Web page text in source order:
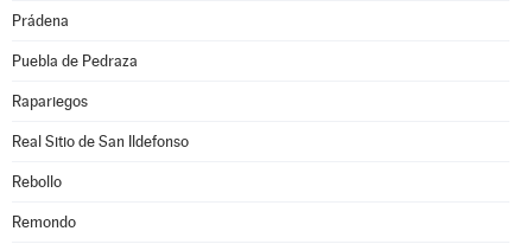
Prádena
Puebla de Pedraza
Rapariegos
Real Sitio de San Ildefonso
Rebollo
Remondo